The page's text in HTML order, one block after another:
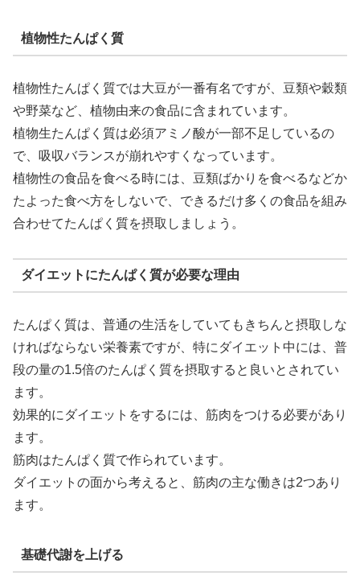
植物性たんぱく質
植物性たんぱく質では大豆が一番有名ですが、豆類や穀類
や野菜など、植物由来の食品に含まれています。
植物生たんぱく質は必須アミノ酸が一部不足しているの
で、吸収バランスが崩れやすくなっています。
植物性の食品を食べる時には、豆類ばかりを食べるなどか
たよった食べ方をしないで、できるだけ多くの食品を組み
合わせてたんぱく質を摂取しましょう。
ダイエットにたんぱく質が必要な理由
たんぱく質は、普通の生活をしていてもきちんと摂取しな
ければならない栄養素ですが、特にダイエット中には、普
段の量の1.5倍のたんぱく質を摂取すると良いとされてい
ます。
効果的にダイエットをするには、筋肉をつける必要があり
ます。
筋肉はたんぱく質で作られています。
ダイエットの面から考えると、筋肉の主な働きは2つあり
ます。
基礎代謝を上げる